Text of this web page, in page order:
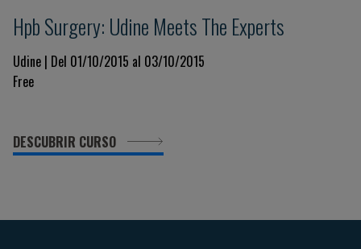
Hpb Surgery: Udine Meets The Experts
Udine | Del 01/10/2015 al 03/10/2015
Free
DESCUBRIR CURSO